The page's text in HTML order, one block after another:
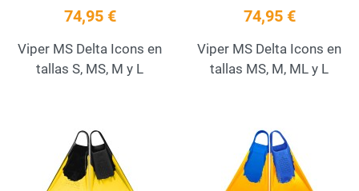
74,95 €
Viper MS Delta Icons en
tallas S, MS, M y L
74,95 €
Viper MS Delta Icons en
tallas MS, M, ML y L